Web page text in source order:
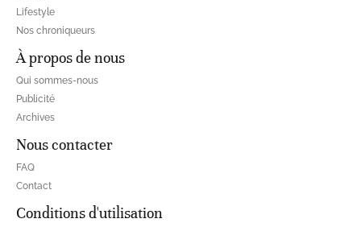
Lifestyle
Nos chroniqueurs
À propos de nous
Qui sommes-nous
Publicité
Archives
Nous contacter
FAQ
Contact
Conditions d'utilisation